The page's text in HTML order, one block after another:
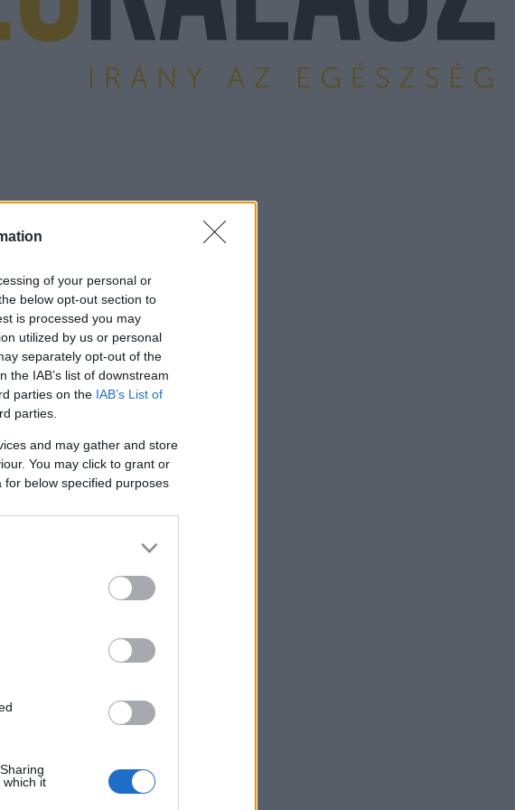
of your personal or
below opt-out section to
is processed you may
utilized by us or personal
separately opt-out of the
IAB’s list of downstream
parties on the IAB’s List of
parties.
and may gather and store
You may click to grant or
below specified purposes
which it